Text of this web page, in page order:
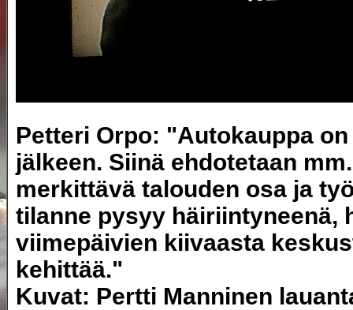
Petteri Orpo: "Autokauppa
jälkeen. Siinä ehdotetaan
merkittävä talouden osa ja
tilanne pysyy häiriintyneenä,
viimepäivien kiivaasta
kehittää."
Kuvat: Pertti Manninen